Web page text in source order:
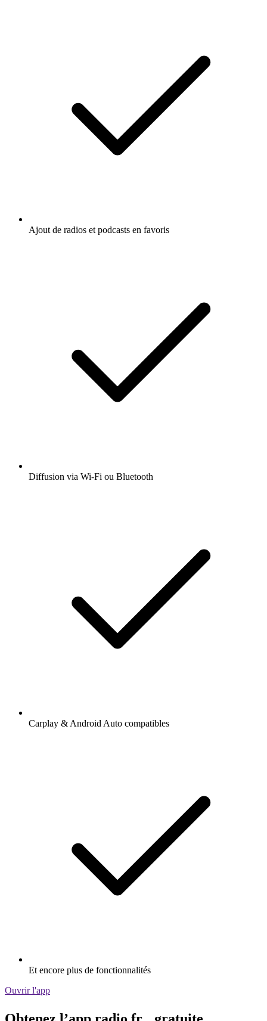
Ajout de radios et podcasts en favoris
Diffusion via Wi-Fi ou Bluetooth
Carplay & Android Auto compatibles
Et encore plus de fonctionnalités
Ouvrir l'app